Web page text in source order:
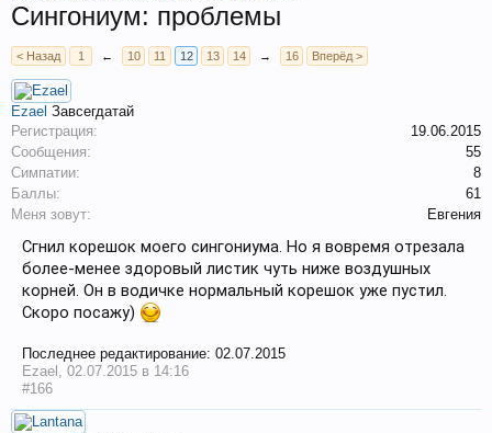
Сингониум: проблемы
< Назад 1 ← 10 11 12 13 14 → 16 Вперёд >
Ezael Завсегдатай
Регистрация:
19.06.2015
Сообщения:
55
Симпатии:
8
Баллы:
61
Меня зовут:
Евгения
Сгнил корешок моего сингониума. Но я вовремя отрезала
более-менее здоровый листик чуть ниже воздушных
корней. Он в водичке нормальный корешок уже пустил.
Скоро посажу)
Последнее редактирование: 02.07.2015
Ezael , 02.07.2015 в 14:16
#166